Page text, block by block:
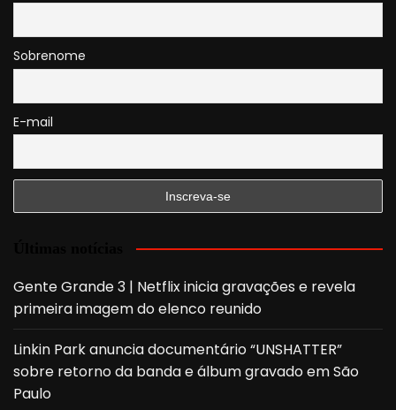
Sobrenome
E-mail
Gente Grande 3 | Netflix inicia gravações e revela
primeira imagem do elenco reunido
Linkin Park anuncia documentário “UNSHATTER”
sobre retorno da banda e álbum gravado em São
Paulo